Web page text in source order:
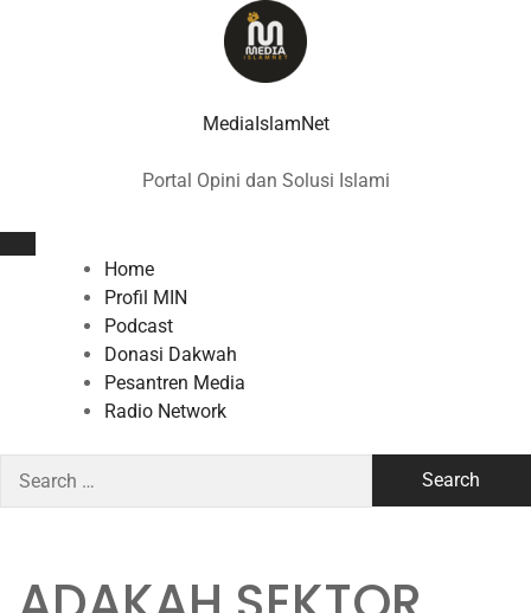
MediaIslamNet
Portal Opini dan Solusi Islami
Home
Profil MIN
Podcast
Donasi Dakwah
Pesantren Media
Radio Network
for: